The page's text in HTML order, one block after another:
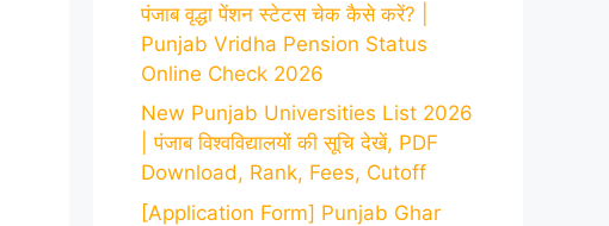
पंजाब वृद्धा पेंशन स्टेटस चेक कैसे करें? |
Punjab Vridha Pension Status
Online Check 2026
New Punjab Universities List 2026
| पंजाब विश्वविद्यालयों की सूचि देखें, PDF
Download, Rank, Fees, Cutoff
[Application Form] Punjab Ghar